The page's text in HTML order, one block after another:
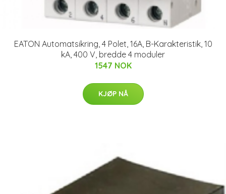
EATON Automatsikring, 4 Polet, 16A, B-Karakteristik, 10
kA, 400 V, bredde 4 moduler
1547 NOK
KJØP NÅ